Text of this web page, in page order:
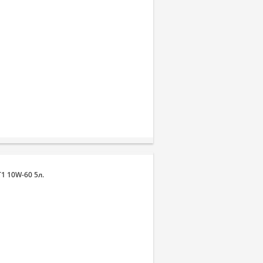
10W-60 5л.